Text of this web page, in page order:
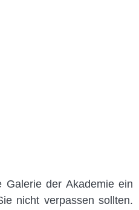
Galerie der Akademie ein
nicht verpassen sollten.